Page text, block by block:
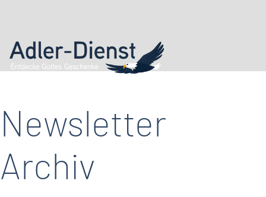
Newsletter
Archiv